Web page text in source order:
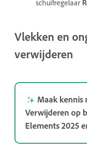
schuifregelaar
Vlekken en
verwijderen
Maak
Verwijderen op
Elements 2025